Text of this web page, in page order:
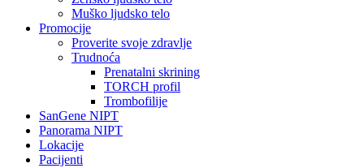
Muško ljudsko telo
Promocije
Proverite svoje zdravlje
Trudnoća
Prenatalni skrining
TORCH profil
Trombofilije
SanGene NIPT
Panorama NIPT
Lokacije
Pacijenti